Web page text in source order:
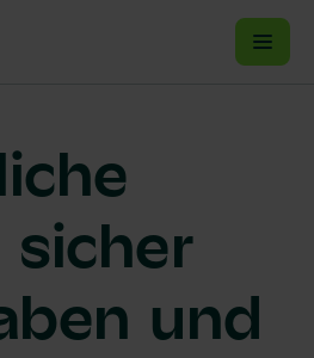
sicher
und